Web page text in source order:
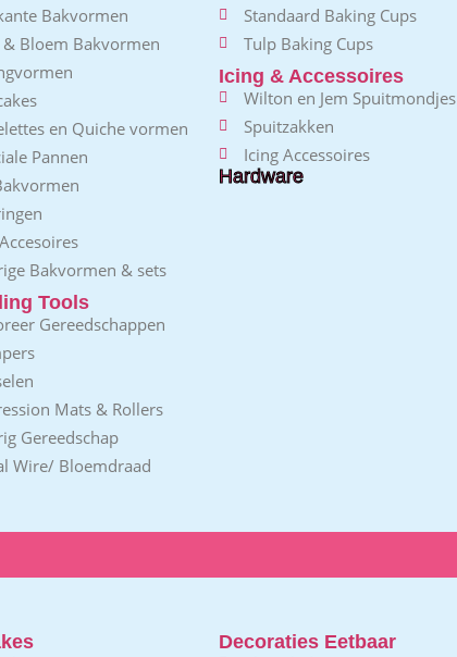
Bakvormen
Bloem Bakvormen
en Quiche vormen
Pannen
Bakvormen & sets
Tools
Gereedschappen
Mats & Rollers
Gereedschap
Wire/ Bloemdraad
Standaard Baking Cups
Tulp Baking Cups
Icing & Accessoires
Wilton en Jem Spuitmondjes
Spuitzakken
Icing Accessoires
Hardware
Decoraties Eetbaar